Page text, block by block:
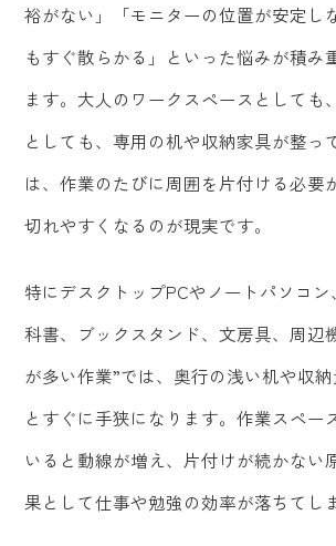
裕がない」「モニターの位置が安定し
もすぐ散らかる」といった悩みが積み
ます。大人のワークスペースとしても
としても、専用の机や収納家具が整っ
は、作業のたびに周囲を片付ける必要
切れやすくなるのが現実です。
特にデスクトップPCやノートパソコ
科書、ブックスタンド、文房具、周辺
が多い作業”では、奥行の浅い机や収
とすぐに手狭になります。作業スペー
いると動線が増え、片付けが続かない
果として仕事や勉強の効率が落ちてし